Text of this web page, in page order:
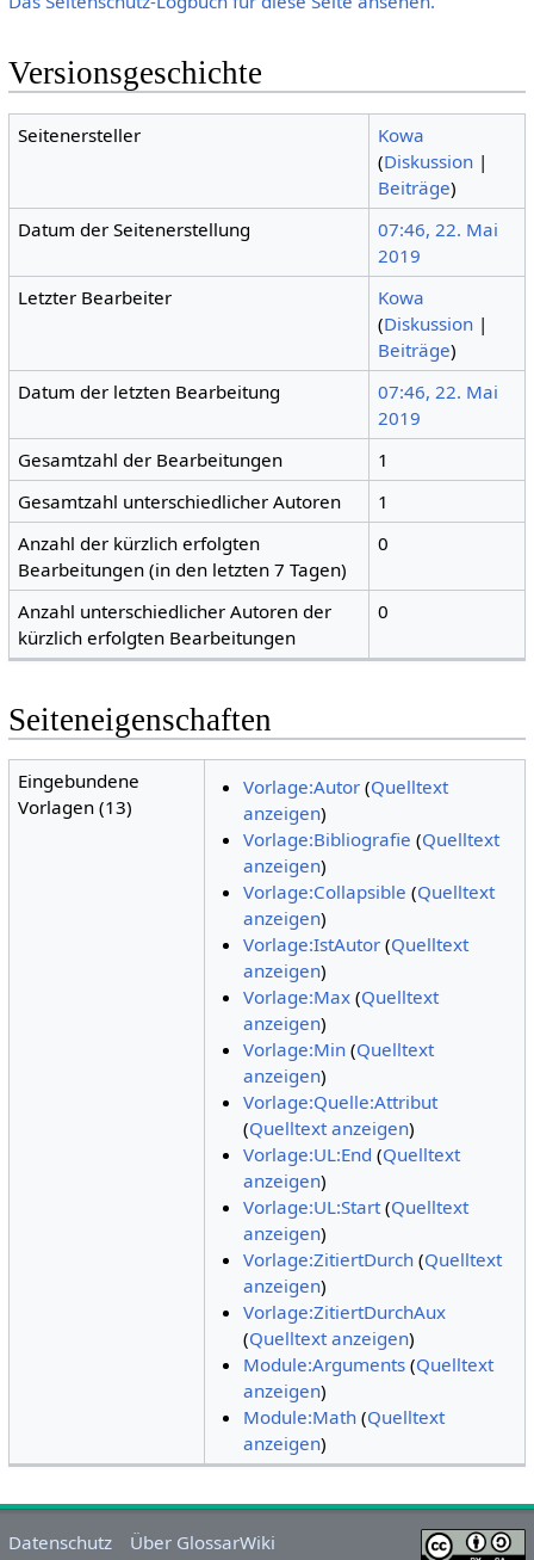
Versionsgeschichte
Seitenersteller
Kowa
(Diskussion |
Beiträge)
Datum der Seitenerstellung
07:46, 22. Mai
2019
Letzter Bearbeiter
Kowa
(Diskussion |
Beiträge)
Datum der letzten Bearbeitung
07:46, 22. Mai
2019
Gesamtzahl der Bearbeitungen
1
Gesamtzahl unterschiedlicher Autoren
1
Anzahl der kürzlich erfolgten
Bearbeitungen (in den letzten 7 Tagen)
0
Anzahl unterschiedlicher Autoren der
kürzlich erfolgten Bearbeitungen
0
Seiteneigenschaften
Eingebundene
Vorlagen (13)
Vorlage:Autor(Quelltext
anzeigen)
Vorlage:Bibliografie (Quelltext
anzeigen)
Vorlage:Collapsible (Quelltext
anzeigen)
Vorlage:IstAutor(Quelltext
anzeigen)
Vorlage:Max(Quelltext
anzeigen)
Vorlage:Min(Quelltext
anzeigen)
Vorlage:Quelle:Attribut
(Quelltext anzeigen)
Vorlage:UL:End (Quelltext
anzeigen)
Vorlage:UL:Start(Quelltext
anzeigen)
Vorlage:ZitiertDurch(Quelltext
anzeigen)
Vorlage:ZitiertDurchAux
(Quelltext anzeigen)
Module:Arguments(Quelltext
anzeigen)
Module:Math(Quelltext
anzeigen)
Datenschutz
Über GlossarWiki